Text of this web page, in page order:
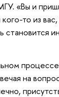
«Вы и
то из
на